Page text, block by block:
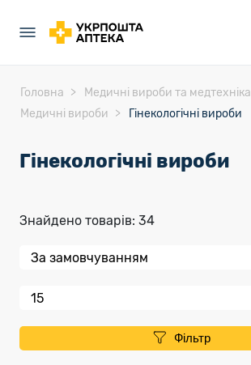
Головна
Медичні вироби та медтехніка
Медичні вироби
Гінекологічні вироби
Гінекологічні вироби
Знайдено товарів: 34
Фільтр